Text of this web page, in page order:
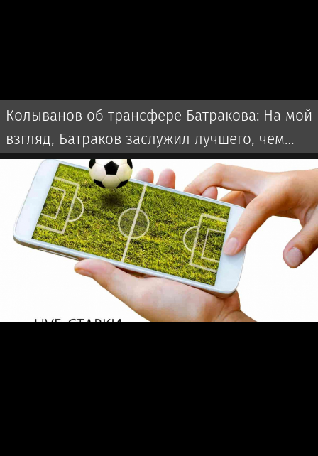
Колыванов об трансфере Батракова: На мой
взгляд, Батраков заслужил лучшего, чем
чемпионат Турции